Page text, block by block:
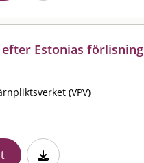
Estonias förlisning
(VPV)